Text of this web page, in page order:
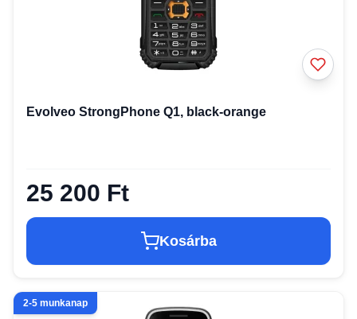
Evolveo StrongPhone Q1, black-orange
25 200 Ft
Kosárba
2-5 munkanap